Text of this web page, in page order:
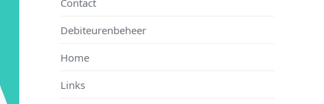
Debiteurenbeheer
Home
Links